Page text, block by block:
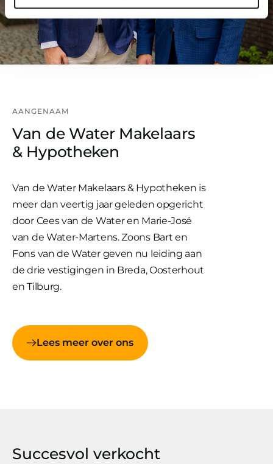
AANGENAAM
Van de Water Makelaars
& Hypotheken
Van de Water Makelaars & Hypotheken is
meer dan veertig jaar geleden opgericht
door Cees van de Water en Marie-José
van de Water-Martens. Zoons Bart en
Fons van de Water geven nu leiding aan
de drie vestigingen in Breda, Oosterhout
en Tilburg.
Lees meer over ons
Succesvol verkocht